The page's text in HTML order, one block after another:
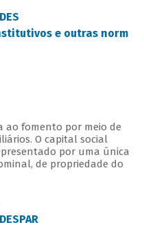
e outras normas
ao fomento por meio de
O capital social
por uma única
de propriedade do